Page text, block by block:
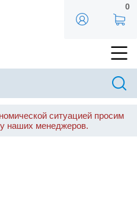
0
ситуацией просим
наших менеджеров.